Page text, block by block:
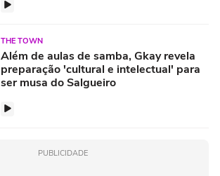
THE TOWN
Além de aulas de samba, Gkay revela
preparação 'cultural e intelectual' para
ser musa do Salgueiro
PUBLICIDADE